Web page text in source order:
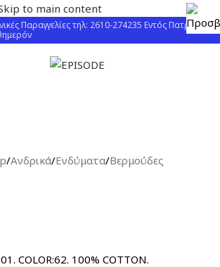
to main content
Παραγγελίες τηλ: 2610-274235 Εντός Πατρών
/Ανδρικά/Ενδύματα/Βερμούδες
COLOR:62. 100% COTTON.